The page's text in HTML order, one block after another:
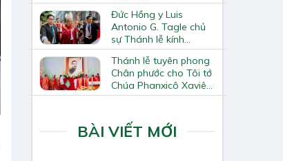
Đức Hồng y Luis
Antonio G. Tagle chủ
sự Thánh lễ kính
Thánh Tô-ma Tông đồ
tại Nhà thờ Chính tòa
Hà Nội
Thánh lễ tuyên phong
Chân phước cho Tôi tớ
Chúa Phanxicô Xaviê
Trương Bửu Diệp
BÀI VIẾT MỚI